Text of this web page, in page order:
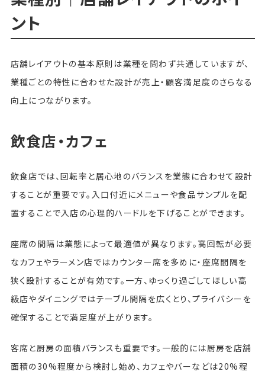
ント
店舗レイアウトの基本原則は業種を問わず共通していますが、
業種ごとの特性に合わせた設計が売上・顧客満足度のさらなる
向上につながります。
飲食店・カフェ
飲食店では、回転率と居心地のバランスを業態に合わせて設計
することが重要です。入口付近にメニューや食品サンプルを配
置することで入店の心理的ハードルを下げることができます。
座席の間隔は業態によって最適値が異なります。高回転が必要
なカフェやラーメン店ではカウンター席を多めに・座席間隔を
狭く設計することが有効です。一方、ゆっくり過ごしてほしい高
級店やダイニングではテーブル間隔を広くとり、プライバシーを
確保することで満足度が上がります。
客席と厨房の面積バランスも重要です。一般的には厨房を店舗
面積の30%程度から検討し始め、カフェやバーなどは20%程